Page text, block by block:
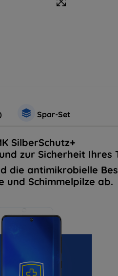
Spar-Set
SilberSchutz+
zur Sicherheit Ihres
die antimikrobielle
und Schimmelpilze ab.